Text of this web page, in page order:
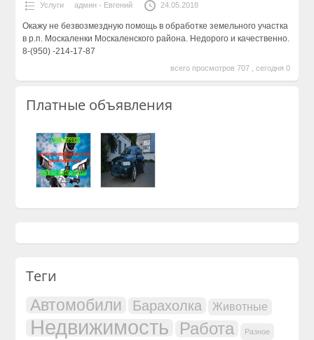
Услуги админ - Евгений 24.05.2018
Окажу не безвозмездную помощь в обработке земельного участка
в р.п. Москаленки Москаленского района. Недорого и качественно.
8-(950) -214-17-87
всего просмотров 707 , сегодня 0
Платные объявления
Теги
Автомобили Барахолка Животные
Недвижимость Работа Разное